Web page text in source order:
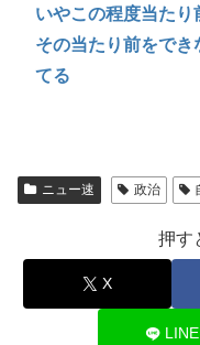
いやこの程度当たり
その当たり前をで
てる
ニュー速 政治
押す
X
LINE